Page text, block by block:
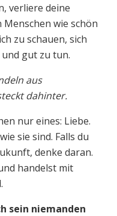
verliere deine
wie schön
zu schauen, sich
gut zu tun.
aus
dahinter.
nur eines: Liebe.
sie sind. Falls du
denke daran.
handelst mit
sein niemanden